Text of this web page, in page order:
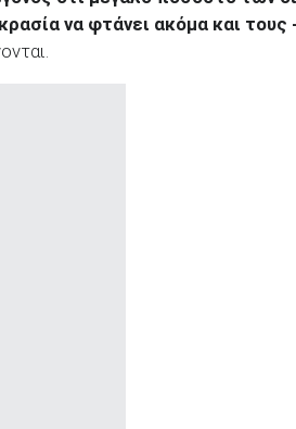
να φτάνει ακόμα και